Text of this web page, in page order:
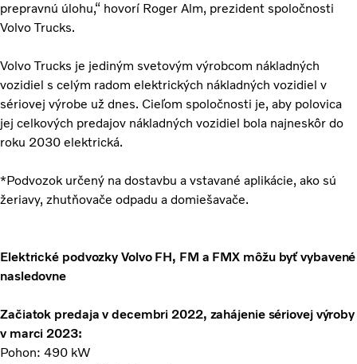
prepravnú úlohu,“ hovorí Roger Alm, prezident spoločnosti
Volvo Trucks.
Volvo Trucks je jediným svetovým výrobcom nákladných
vozidiel s celým radom elektrických nákladných vozidiel v
sériovej výrobe už dnes. Cieľom spoločnosti je, aby polovica
jej celkových predajov nákladných vozidiel bola najneskôr do
roku 2030 elektrická.
*Podvozok určený na dostavbu a vstavané aplikácie, ako sú
žeriavy, zhutňovače odpadu a domiešavače.
Elektrické podvozky Volvo FH, FM a FMX môžu byť vybavené
nasledovne
Začiatok predaja v decembri 2022, zahájenie sériovej výroby
v marci 2023:
Pohon: 490 kW